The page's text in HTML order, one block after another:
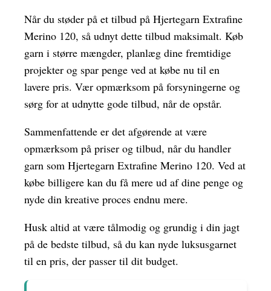
Når du støder på et tilbud på Hjertegarn Extrafine
Merino 120, så udnyt dette tilbud maksimalt. Køb
garn i større mængder, planlæg dine fremtidige
projekter og spar penge ved at købe nu til en
lavere pris. Vær opmærksom på forsyningerne og
sørg for at udnytte gode tilbud, når de opstår.
Sammenfattende er det afgørende at være
opmærksom på priser og tilbud, når du handler
garn som Hjertegarn Extrafine Merino 120. Ved at
købe billigere kan du få mere ud af dine penge og
nyde din kreative proces endnu mere.
Husk altid at være tålmodig og grundig i din jagt
på de bedste tilbud, så du kan nyde luksusgarnet
til en pris, der passer til dit budget.